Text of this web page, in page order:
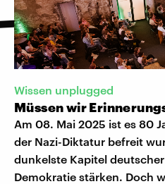
Wissen unplugged
Müssen wir
Am 08. Mai 2025 ist es 80
der Nazi-Diktatur befreit
dunkelste Kapitel
Demokratie stärken. Doch